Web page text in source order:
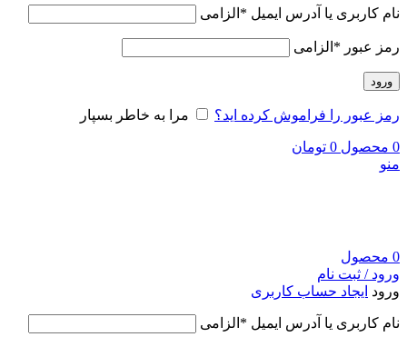
نام کاربری یا آدرس ایمیل * الزامی
رمز عبور * الزامی
ورود
رمز عبور را فراموش کرده اید؟ مرا به خاطر بسپار
0 محصول 0 تومان
منو
0 محصول
ورود / ثبت نام
ورود ایجاد حساب کاربری
نام کاربری یا آدرس ایمیل * الزامی